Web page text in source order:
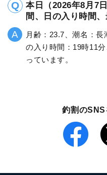
本日（2026年8月7
間、日の入り時間
月齢：23.7、潮名：
の入り時間：19時11
っています。
釣割のSNS